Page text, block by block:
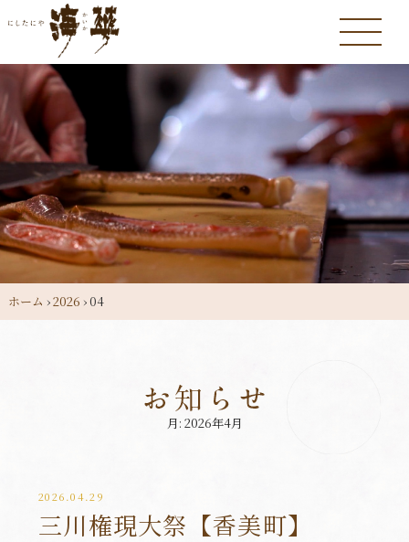
ホーム ›2026 ›04
月: 2026年4月
2026.04.29
三川権現大祭【香美町】